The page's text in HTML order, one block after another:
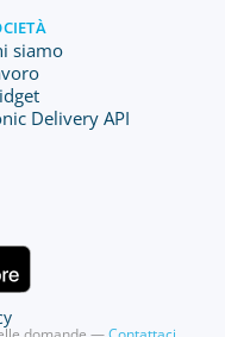
siamo
Delivery API